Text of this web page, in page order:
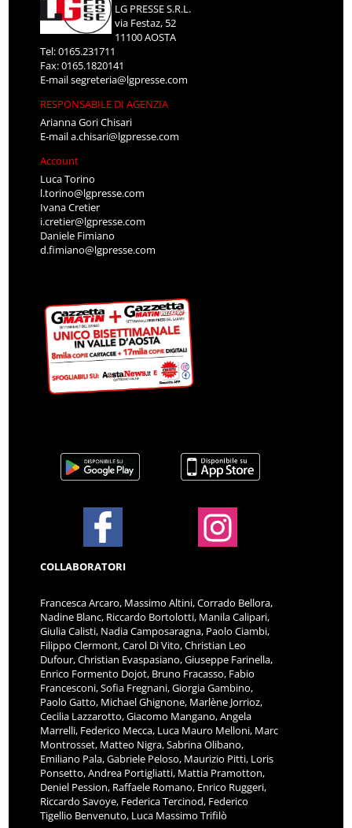
LG PRESSE S.R.L.
via Festaz, 52
11100 AOSTA
Tel: 0165.231711
Fax: 0165.1820141
E-mailsegreteria@lgpresse.com
RESPONSABILE DI AGENZIA
Arianna Gori Chisari
E-maila.chisari@lgpresse.com
Account
Luca Torino
l.torino@lgpresse.com
Ivana Cretier
i.cretier@lgpresse.com
Daniele Fimiano
d.fimiano@lgpresse.com
COLLABORATORI
Francesca Arcaro, Massimo Altini, Corrado Bellora,
Nadine Blanc, Riccardo Bortolotti, Manila Calipari,
Giulia Calisti, Nadia Camposaragna, Paolo Ciambi,
Filippo Clermont, Carol Di Vito, Christian Leo
Dufour, Christian Evaspasiano, Giuseppe Farinella,
Enrico Formento Dojot, Bruno Fracasso, Fabio
Francesconi, Sofia Fregnani, Giorgia Gambino,
Paolo Gatto, Michael Ghignone, Marlène Jorrioz,
Cecilia Lazzarotto, Giacomo Mangano, Angela
Marrelli, Federico Mecca, Luca Mauro Melloni, Marc
Montrosset, Matteo Nigra, Sabrina Olibano,
Emiliano Pala, Gabriele Peloso, Maurizio Pitti, Loris
Ponsetto, Andrea Portigliatti, Mattia Pramotton,
Deniel Pession, Raffaele Romano, Enrico Ruggeri,
Riccardo Savoye, Federica Tercinod, Federico
Tigellio Benvenuto, Luca Massimo Trifilò